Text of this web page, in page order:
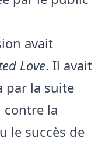
avait
Love. Il avait
par la suite
la
le succès de